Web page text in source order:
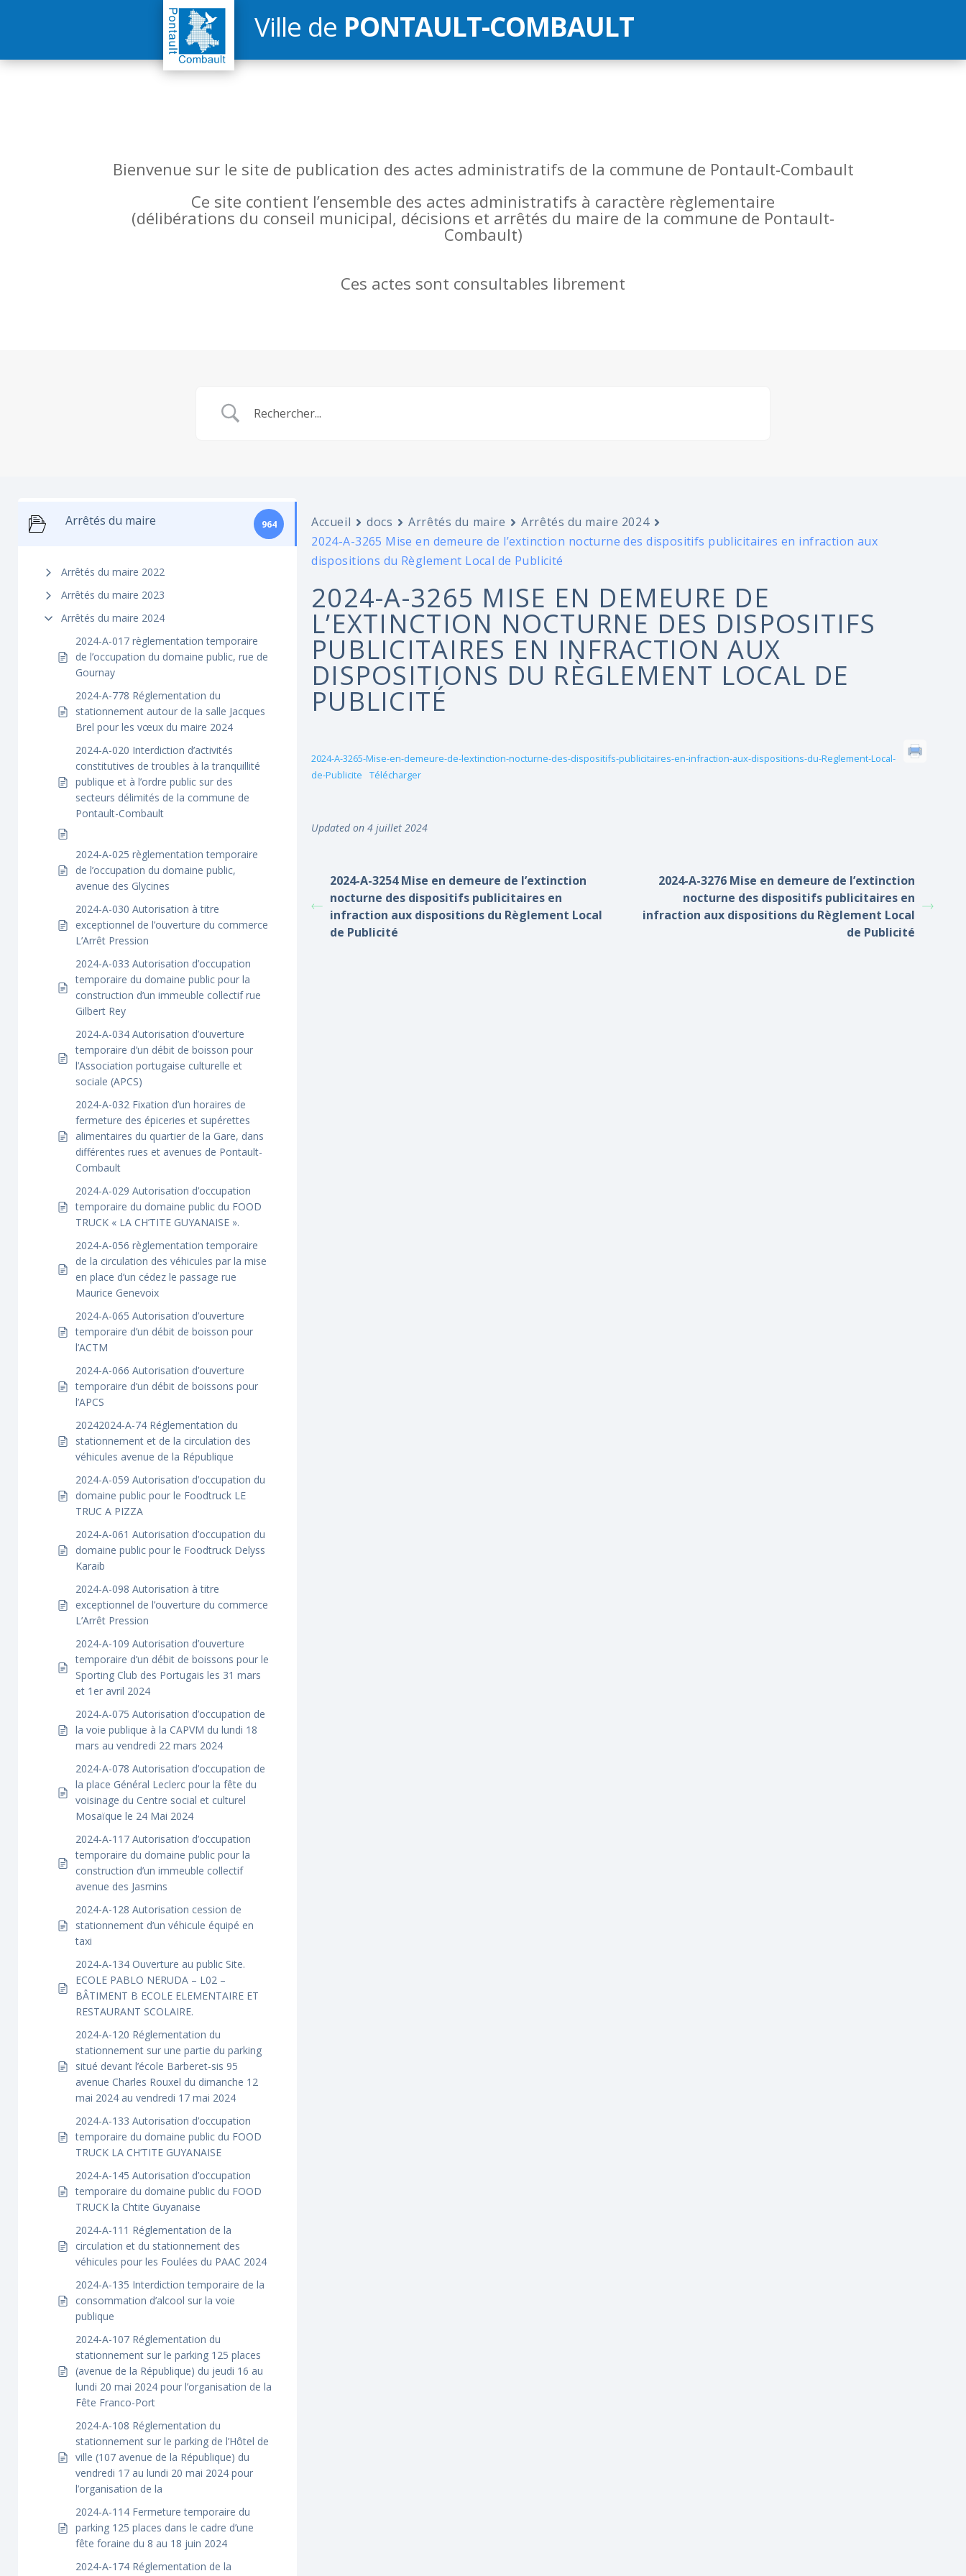
Ville de PONTAULT-COMBAULT
Bienvenue sur le site de publication des actes administratifs de la commune de Pontault-Combault
Ce site contient l’ensemble des actes administratifs à caractère règlementaire
(délibérations du conseil municipal, décisions et arrêtés du maire de la commune de Pontault-
Combault)
Ces actes sont consultables librement
Arrêtés du maire 964
Arrêtés du maire 2022
Arrêtés du maire 2023
Arrêtés du maire 2024
2024-A-017 règlementation temporaire
de l’occupation du domaine public, rue de
Gournay
2024-A-778 Réglementation du
stationnement autour de la salle Jacques
Brel pour les vœux du maire 2024
2024-A-020 Interdiction d’activités
constitutives de troubles à la tranquillité
publique et à l’ordre public sur des
secteurs délimités de la commune de
Pontault-Combault
2024-A-025 règlementation temporaire
de l’occupation du domaine public,
avenue des Glycines
2024-A-030 Autorisation à titre
exceptionnel de l’ouverture du commerce
L’Arrêt Pression
2024-A-033 Autorisation d’occupation
temporaire du domaine public pour la
construction d’un immeuble collectif rue
Gilbert Rey
2024-A-034 Autorisation d’ouverture
temporaire d’un débit de boisson pour
l’Association portugaise culturelle et
sociale (APCS)
2024-A-032 Fixation d’un horaires de
fermeture des épiceries et supérettes
alimentaires du quartier de la Gare, dans
différentes rues et avenues de Pontault-
Combault
2024-A-029 Autorisation d’occupation
temporaire du domaine public du FOOD
TRUCK « LA CH’TITE GUYANAISE ».
2024-A-056 règlementation temporaire
de la circulation des véhicules par la mise
en place d’un cédez le passage rue
Maurice Genevoix
2024-A-065 Autorisation d’ouverture
temporaire d’un débit de boisson pour
l’ACTM
2024-A-066 Autorisation d’ouverture
temporaire d’un débit de boissons pour
l’APCS
20242024-A-74 Réglementation du
stationnement et de la circulation des
véhicules avenue de la République
2024-A-059 Autorisation d’occupation du
domaine public pour le Foodtruck LE
TRUC A PIZZA
2024-A-061 Autorisation d’occupation du
domaine public pour le Foodtruck Delyss
Karaib
2024-A-098 Autorisation à titre
exceptionnel de l’ouverture du commerce
L’Arrêt Pression
2024-A-109 Autorisation d’ouverture
temporaire d’un débit de boissons pour le
Sporting Club des Portugais les 31 mars
et 1er avril 2024
2024-A-075 Autorisation d’occupation de
la voie publique à la CAPVM du lundi 18
mars au vendredi 22 mars 2024
2024-A-078 Autorisation d’occupation de
la place Général Leclerc pour la fête du
voisinage du Centre social et culturel
Mosaïque le 24 Mai 2024
2024-A-117 Autorisation d’occupation
temporaire du domaine public pour la
construction d’un immeuble collectif
avenue des Jasmins
2024-A-128 Autorisation cession de
stationnement d’un véhicule équipé en
taxi
2024-A-134 Ouverture au public Site.
ECOLE PABLO NERUDA – L02 –
BÂTIMENT B ECOLE ELEMENTAIRE ET
RESTAURANT SCOLAIRE.
2024-A-120 Réglementation du
stationnement sur une partie du parking
situé devant l’école Barberet-sis 95
avenue Charles Rouxel du dimanche 12
mai 2024 au vendredi 17 mai 2024
2024-A-133 Autorisation d’occupation
temporaire du domaine public du FOOD
TRUCK LA CH’TITE GUYANAISE
2024-A-145 Autorisation d’occupation
temporaire du domaine public du FOOD
TRUCK la Chtite Guyanaise
2024-A-111 Réglementation de la
circulation et du stationnement des
véhicules pour les Foulées du PAAC 2024
2024-A-135 Interdiction temporaire de la
consommation d’alcool sur la voie
publique
2024-A-107 Réglementation du
stationnement sur le parking 125 places
(avenue de la République) du jeudi 16 au
lundi 20 mai 2024 pour l’organisation de la
Fête Franco-Port
2024-A-108 Réglementation du
stationnement sur le parking de l’Hôtel de
ville (107 avenue de la République) du
vendredi 17 au lundi 20 mai 2024 pour
l’organisation de la
2024-A-114 Fermeture temporaire du
parking 125 places dans le cadre d’une
fête foraine du 8 au 18 juin 2024
2024-A-174 Réglementation de la
Accueil docs Arrêtés du maire
Arrêtés du maire 2024
2024-A-3265 Mise en demeure de l’extinction nocturne des dispositifs publicitaires en infraction aux
dispositions du Règlement Local de Publicité
2024-A-3265 MISE EN DEMEURE DE
L’EXTINCTION NOCTURNE DES DISPOSITIFS
PUBLICITAIRES EN INFRACTION AUX
DISPOSITIONS DU RÈGLEMENT LOCAL DE
PUBLICITÉ
2024-A-3265-Mise-en-demeure-de-lextinction-nocturne-des-dispositifs-publicitaires-en-infraction-aux-dispositions-du-Reglement-Local-
de-Publicite
Télécharger
Updated on 4 juillet 2024
2024-A-3254 Mise en demeure de l’extinction
nocturne des dispositifs publicitaires en
infraction aux dispositions du Règlement Local
de Publicité
2024-A-3276 Mise en demeure de l’extinction
nocturne des dispositifs publicitaires en
infraction aux dispositions du Règlement Local
de Publicité